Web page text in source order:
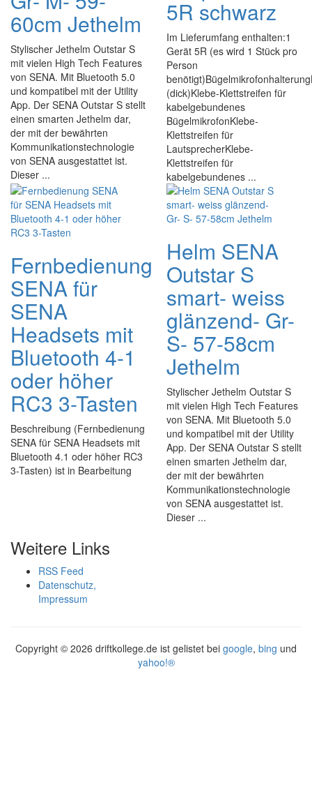
60cm Jethelm
Stylischer Jethelm Outstar S
mit vielen High Tech Features
von SENA. Mit Bluetooth 5.0
und kompatibel mit der Utility
App. Der SENA Outstar S stellt
einen smarten Jethelm dar,
der mit der bewährten
Kommunikationstechnologie
von SENA ausgestattet ist.
Dieser ...
5R schwarz
Im Lieferumfang enthalten:1
Gerät 5R (es wird 1 Stück pro
Person
(dick)Klebe-Klettstreifen für
kabelgebundenes
BügelmikrofonKlebe-
Klettstreifen für
LautsprecherKlebe-
Klettstreifen für
kabelgebundenes ...
Fernbedienung
SENA für
SENA
Headsets mit
Bluetooth 4-1
oder höher
RC3 3-Tasten
Beschreibung (Fernbedienung
SENA für SENA Headsets mit
Bluetooth 4.1 oder höher RC3
3-Tasten) ist in Bearbeitung
Helm SENA
Outstar S
smart- weiss
glänzend- Gr-
S- 57-58cm
Jethelm
Stylischer Jethelm Outstar S
mit vielen High Tech Features
von SENA. Mit Bluetooth 5.0
und kompatibel mit der Utility
App. Der SENA Outstar S stellt
einen smarten Jethelm dar,
der mit der bewährten
Kommunikationstechnologie
von SENA ausgestattet ist.
Dieser ...
Weitere Links
RSS Feed
Datenschutz,
Impressum
Copyright © 2026 driftkollege.de ist gelistet bei google, bing und
yahoo!®